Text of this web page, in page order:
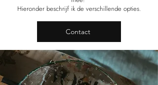
Hieronder beschrijf ik de verschillende opties.
Contact